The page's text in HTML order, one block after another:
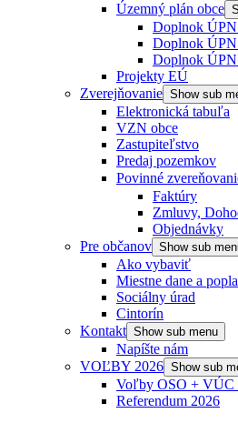
Územný plán obce
Doplnok ÚPN
Doplnok ÚPN
Doplnok
Projekty EÚ
Zverejňovanie Show sub
Elektronická tabuľa
VZN obce
Zastupiteľstvo
Predaj pozemkov
Povinné
Faktúry
Zmluvy,
Objednávky
Pre občanov Show sub
Ako vybaviť
Miestne dane a
Sociálny úrad
Cintorín
Kontakt Show sub menu
Napíšte nám
VOĽBY 2026 Show sub
Voľby OSO + VÚC
Referendum 2026